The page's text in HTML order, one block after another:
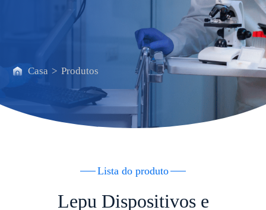
Casa > Produtos
Lista do produto
Lepu Dispositivos e